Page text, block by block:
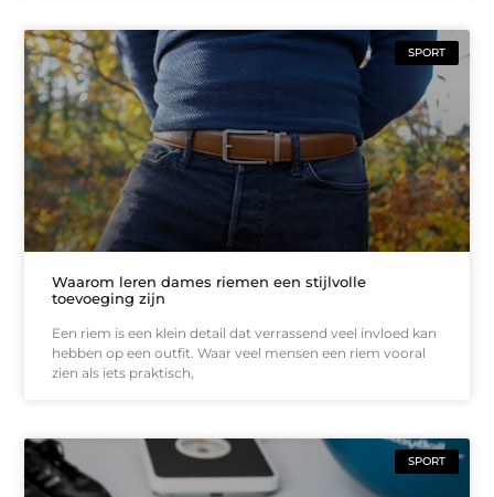
SPORT
Waarom leren dames riemen een stijlvolle
toevoeging zijn
Een riem is een klein detail dat verrassend veel invloed kan
hebben op een outfit. Waar veel mensen een riem vooral
zien als iets praktisch,
SPORT